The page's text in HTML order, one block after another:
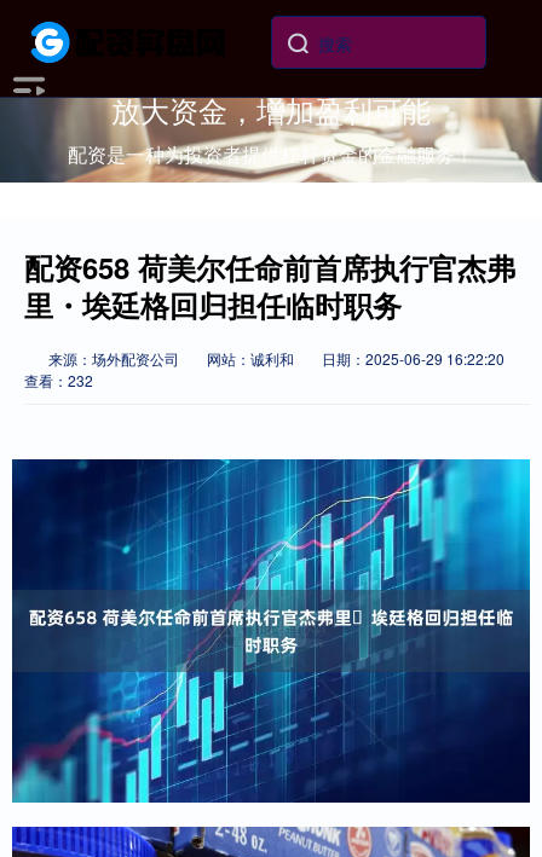
放大资金，增加盈利可能
配资是一种为投资者提供杠杆资金的金融服务！
配资658 荷美尔任命前首席执行官杰弗
里・埃廷格回归担任临时职务
来源：场外配资公司 网站：诚利和
日期：2025-06-29 16:22:20
查看：232